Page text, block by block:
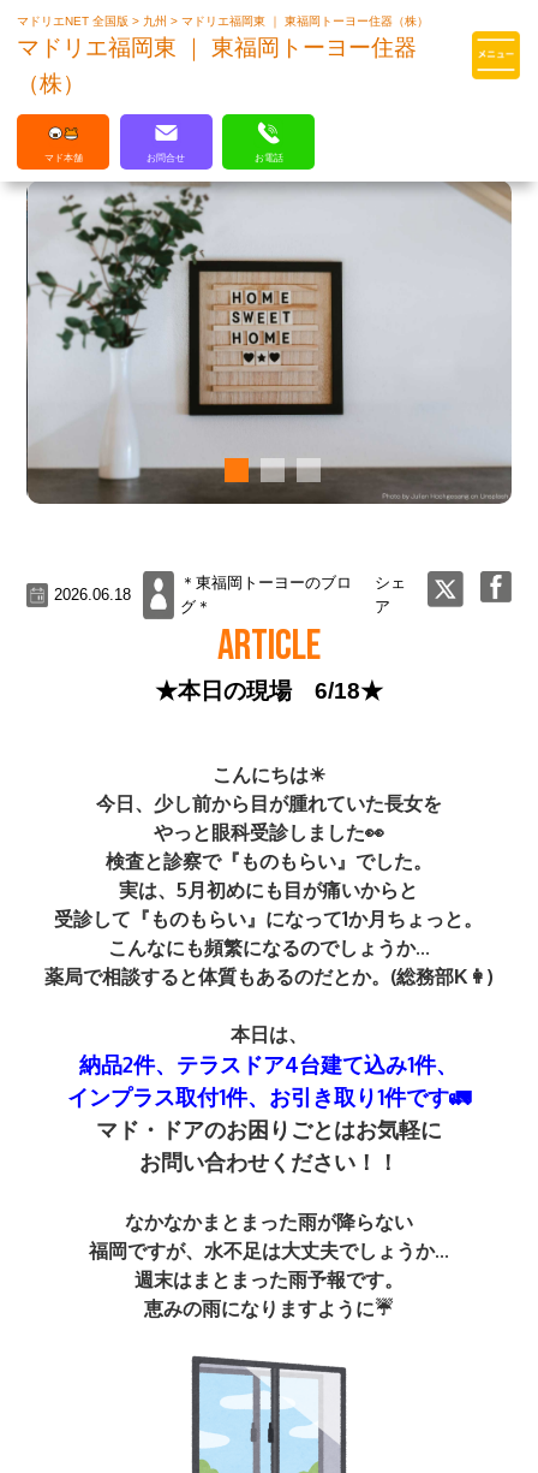
マドリエはLIXILの厳しい基準を
クリアした住まいのプロ集団です
マドリエNET 全国版> 九州>マドリエ福岡東 ｜ 東福岡トーヨー住器（株）
マドリエ福岡東 ｜ 東福岡トーヨー住器
（株）
マド本舗 お問合せ お電話
2026.06.18
＊東福岡トーヨーのブロ
グ＊
シェ
ア
ARTICLE
★本日の現場 6/18★